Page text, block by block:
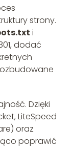
strony.
i
dodać
Dzięki
LiteSpeed
oraz
poprawić